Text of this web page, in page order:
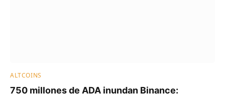
ALTCOINS
750 millones de ADA inundan Binance: